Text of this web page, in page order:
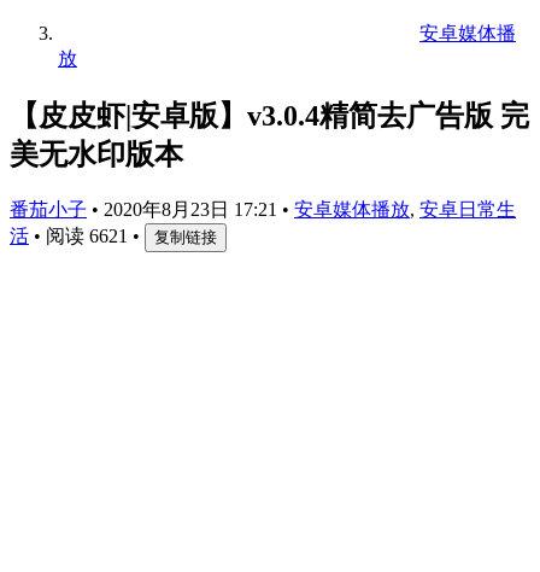
安卓媒体播
放
【皮皮虾|安卓版】v3.0.4精简去广告版 完
美无水印版本
番茄小子 • 2020年8月23日 17:21 • 安卓媒体播放, 安卓日常生
活 • 阅读 6621 • 复制链接